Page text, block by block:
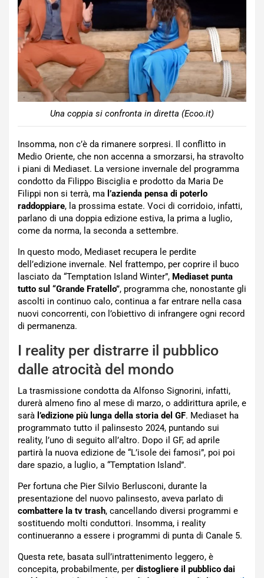
Una coppia si confronta in diretta (Ecoo.it)
Insomma, non c’è da rimanere sorpresi. Il conflitto in
Medio Oriente, che non accenna a smorzarsi, ha stravolto
i piani di Mediaset. La versione invernale del programma
condotto da Filippo Bisciglia e prodotto da Maria De
Filippi non si terrà, ma l’azienda pensa di poterlo
raddoppiare, la prossima estate. Voci di corridoio, infatti,
parlano di una doppia edizione estiva, la prima a luglio,
come da norma, la seconda a settembre.
In questo modo, Mediaset recupera le perdite
dell’edizione invernale. Nel frattempo, per coprire il buco
lasciato da “Temptation Island Winter”, Mediaset punta
tutto sul “Grande Fratello”, programma che, nonostante gli
ascolti in continuo calo, continua a far entrare nella casa
nuovi concorrenti, con l’obiettivo di infrangere ogni record
di permanenza.
I reality per distrarre il pubblico
dalle atrocità del mondo
La trasmissione condotta da Alfonso Signorini, infatti,
durerà almeno fino al mese di marzo, o addirittura aprile, e
sarà l’edizione più lunga della storia del GF. Mediaset ha
programmato tutto il palinsesto 2024, puntando sui
reality, l’uno di seguito all’altro. Dopo il GF, ad aprile
partirà la nuova edizione de “L’isole dei famosi”, poi poi
dare spazio, a luglio, a “Temptation Island”.
Per fortuna che Pier Silvio Berlusconi, durante la
presentazione del nuovo palinsesto, aveva parlato di
combattere la tv trash, cancellando diversi programmi e
sostituendo molti conduttori. Insomma, i reality
continueranno a essere i programmi di punta di Canale 5.
Questa rete, basata sull’intrattenimento leggero, è
concepita, probabilmente, per distogliere il pubblico dai